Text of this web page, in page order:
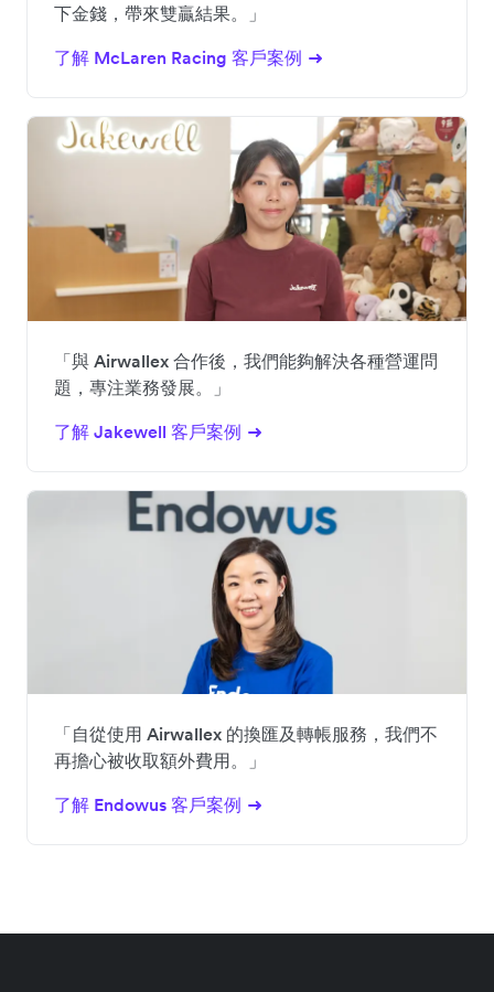
下金錢，帶來雙贏結果。」
了解 McLaren Racing 客戶案例
「與 Airwallex 合作後，我們能夠解決各種營運問
題，專注業務發展。」
了解 Jakewell 客戶案例
「自從使用 Airwallex 的換匯及轉帳服務，我們不
再擔心被收取額外費用。」
了解 Endowus 客戶案例